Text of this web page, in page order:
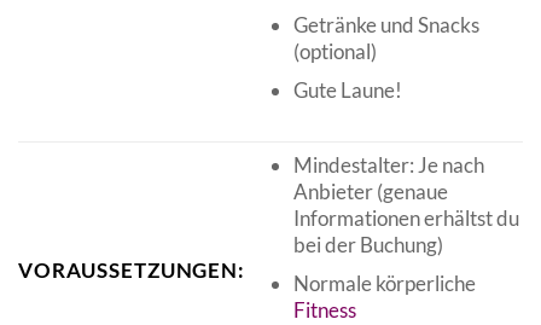
Getränke und Snacks
(optional)
Gute Laune!
VORAUSSETZUNGEN:
Mindestalter: Je nach
Anbieter (genaue
Informationen erhältst du
bei der Buchung)
Normale körperliche
Fitness